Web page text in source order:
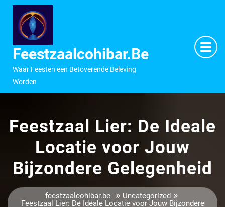
inhoud
Feestzaalcohibar.be
Waar Feesten een Betoverende Beleving
Worden
Feestzaal Lier: De Ideale
Locatie voor Jouw
Bijzondere Gelegenheid
feestzaalcohibar.be» Uncategorized»
Feestzaal Lier: De Ideale Locatie voor Jouw Bijzondere